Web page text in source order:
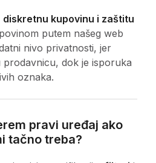
diskretnu kupovinu i zaštitu
putem našeg web
nivo privatnosti, jer
prodavnicu, dok je isporuka
oznaka.
pravi uređaj ako
tačno treba?